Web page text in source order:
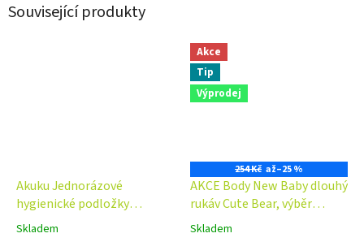
Související produkty
Akuku Jednorázové
hygienické podložky
Sensitive, 10 ks
Průměrné
Skladem
Akce
Tip
Výprodej
254 Kč až–25 %
AKCE Body New Baby dlouhý
rukáv Cute Bear, výběr
velikostí
Průměrné
Skladem